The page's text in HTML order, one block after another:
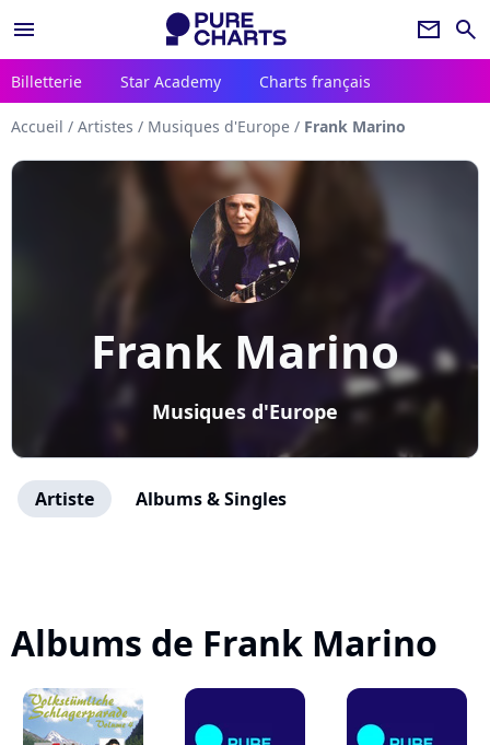
menu newsletter search
Billetterie Star Academy Charts français
Accueil / Artistes / Musiques d'Europe / Frank Marino
Frank Marino
Musiques d'Europe
Artiste Albums & Singles
Albums de Frank Marino